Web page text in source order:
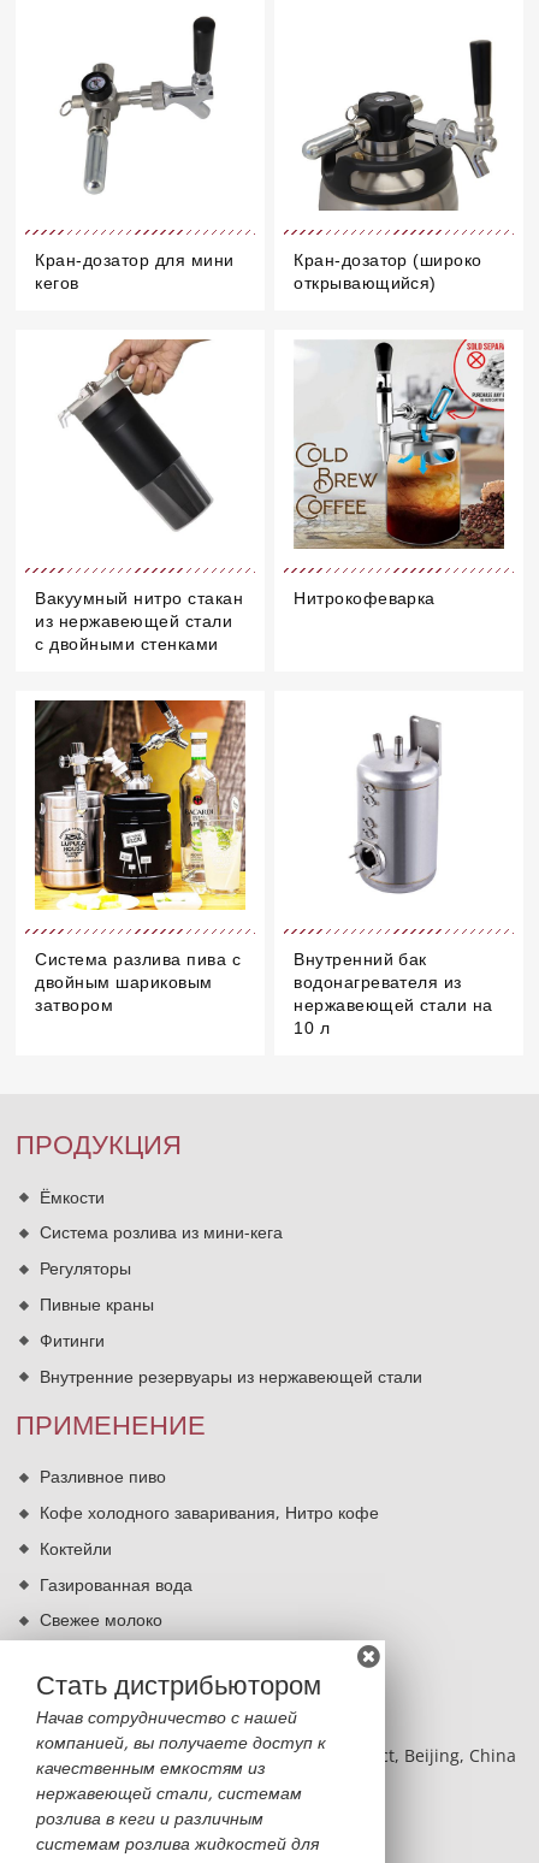
Кран-дозатор для мини
кегов
Кран-дозатор (широко
открывающийся)
Вакуумный нитро стакан
из нержавеющей стали
с двойными стенками
Нитрокофеварка
Система разлива пива с
двойным шариковым
затвором
Внутренний бак
водонагревателя из
нержавеющей стали на
10 л
Стать дистрибьютором
Начав сотрудничество с нашей
компанией, вы получаете доступ к
качественным емкостям из
нержавеющей стали, системам
розлива в кеги и различным
системам розлива жидкостей для
ПРОДУКЦИЯ
Ёмкости
Система розлива из мини-кега
Регуляторы
Пивные краны
Фитинги
Внутренние резервуары из нержавеющей стали
ПРИМЕНЕНИЕ
Разливное пиво
Кофе холодного заваривания, Нитро кофе
Коктейли
Газированная вода
Свежее молоко
КОНТАКТЫ
BLDG 2, NO.8 Hangfeng RD, Fengtai District, Beijing, China
Monica Sun
monica@sinobatoo.com